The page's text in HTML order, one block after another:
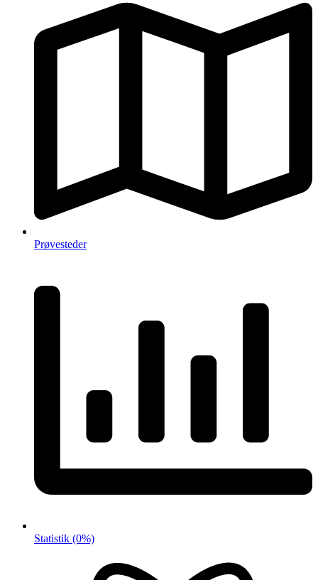
Prøvesteder
Statistik (0%)